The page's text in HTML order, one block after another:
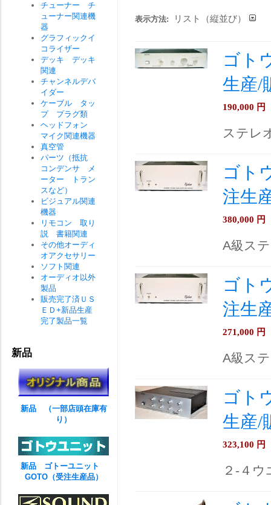
表示方法: リスト（縦並び）
ゴト
生産/
190,000 円
ステレ
ゴト
注生
380,000 円
A級ス
ゴト
注生
271,000 円
A級ス
ゴト
生産/
323,100 円
２-４
チューナー チ
ューナー関連機
器
グラフィックイ
コライザー
デッキ デッキ
関連
チャンネルデバ
イダー
ケーブル タッ
プ プラグ類
ヘッドフォン
マイク関連機器
真空管
パーツ（抵抗
コンデンサ メ
ーター トラン
スなど）
ビジュアル関連
機器
リモコン 取り
説 書籍関連
その他オーディ
オアクセサリー
ソフト関連
オーディオ以外
製品
販売完了済ＵＳ
ＥＤ+新品生産
完了製品一覧
新品
新品 （一部店頭在庫有
り）
新品 ゴトーユニット
GOTO（受注生産品）